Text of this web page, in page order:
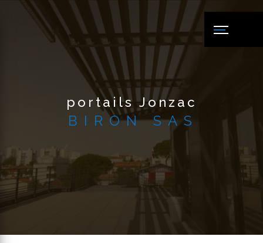
portails Jonzac
BIRON SAS
Panneau de gestion des cookies